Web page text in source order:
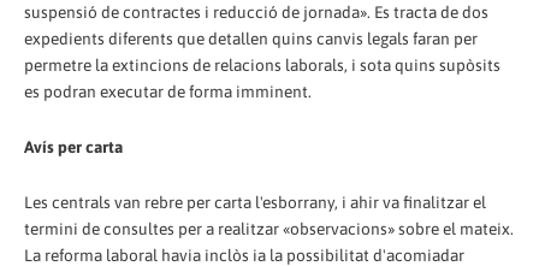
suspensió de contractes i reducció de jornada». Es tracta de dos
expedients diferents que detallen quins canvis legals faran per
permetre la extincions de relacions laborals, i sota quins supòsits
es podran executar de forma imminent.
Avís per carta
Les centrals van rebre per carta l'esborrany, i ahir va finalitzar el
termini de consultes per a realitzar «observacions» sobre el mateix.
La reforma laboral havia inclòs ia la possibilitat d'acomiadar